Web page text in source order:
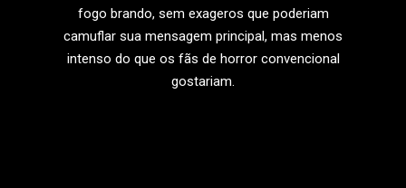
fogo brando, sem exageros que poderiam
camuflar sua mensagem principal, mas menos
intenso do que os fãs de horror convencional
gostariam.